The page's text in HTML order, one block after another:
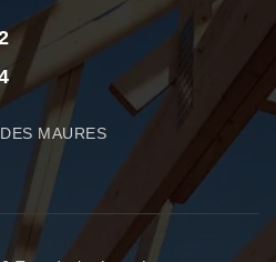
MAURES